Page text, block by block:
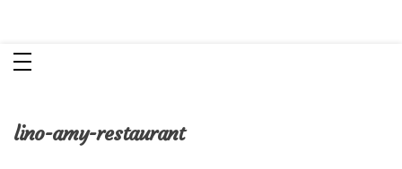
lino-amy-restaurant